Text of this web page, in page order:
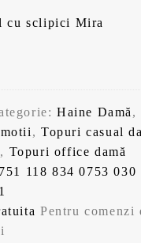
Haine Damă ,
, Topuri casual
, Topuri office damă
118 834 0753 030
Pentru comenzi